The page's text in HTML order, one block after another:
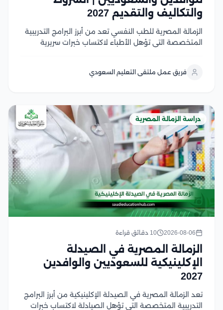
والتكاليف والتقديم 2027
الزمالة المصرية للطب النفسي تعد من أبرز البرامج التدريبية
المتخصصة التي تؤهل الأطباء لاكتساب خبرات سريرية
السعودية ودول الخليج وفي هذا المقال سوف نتعرف...
فريق عمل ملتقى التعليم السعودي
دراسة الزمالة المصرية
2026-08-06 10 دقائق قراءة
الزمالة المصرية في الصيدلة
الإكلينيكية للسعوديين والوافدين
2027
تعد الزمالة المصرية في الصيدلة الإكلينيكية من أبرز البرامج
التدريبية المتخصصة التي تؤهل الصيادلة لاكتساب خبرات